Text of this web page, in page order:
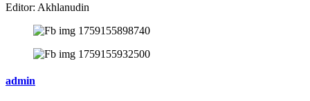
Editor: Akhlanudin
admin